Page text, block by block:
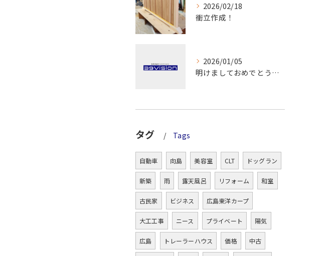
2026/02/18
衝立作成！
2026/01/05
明けましておめでとうございます！
タグ Tags
自動車 向島 美容室 CLT ドッグラン
新築 雨 露天風呂 リフォーム 和室
古民家 ビジネス 広島東洋カープ
大工工事 ニース プライベート 陽気
広島 トレーラーハウス 価格 中古